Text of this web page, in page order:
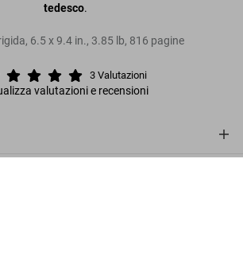
tedesco.
, 6.5x9.4 in., 3.85 lb, 816 pagine
3 Valutazioni
valutazioni e recensioni